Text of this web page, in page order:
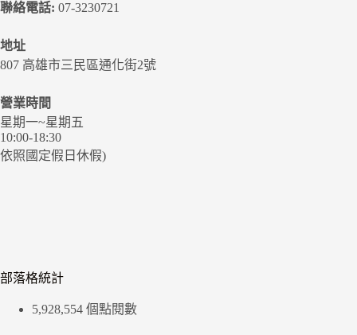
聯絡電話: 07-3230721
地址
807 高雄市三民區通化街2號
營業時間
星期一~星期五
10:00-18:30
依照國定假日休假)
部落格統計
5,928,554 個點閱數